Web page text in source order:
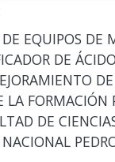
EQUIPOS DE
DE
DE
LA FORMACIÓN
DE